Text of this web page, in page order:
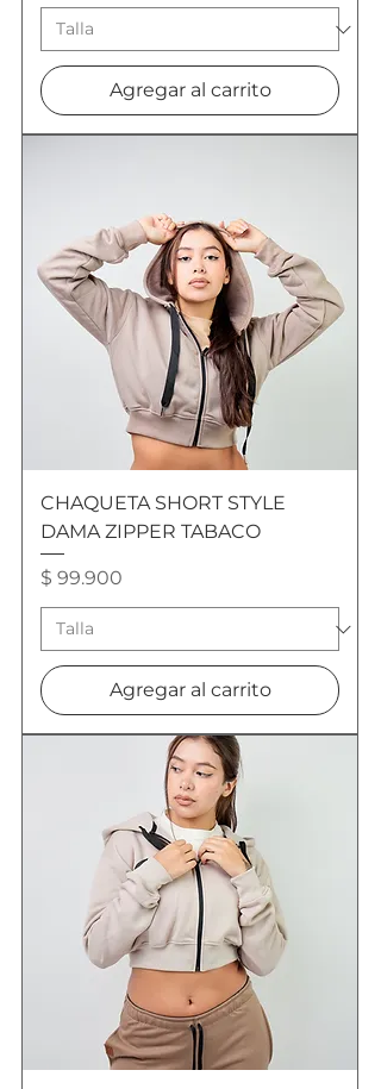
Agregar al carrito
CHAQUETA SHORT STYLE
DAMA ZIPPER TABACO
Precio
$ 99.900
Agregar al carrito